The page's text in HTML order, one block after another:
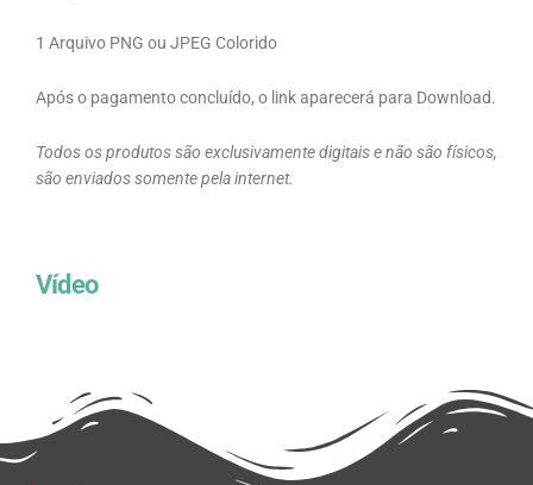
1 Arquivo PNG ou JPEG Colorido
Após o pagamento concluído, o link aparecerá para Download.
Todos os produtos são exclusivamente digitais e não são físicos,
são enviados somente pela internet.
Vídeo